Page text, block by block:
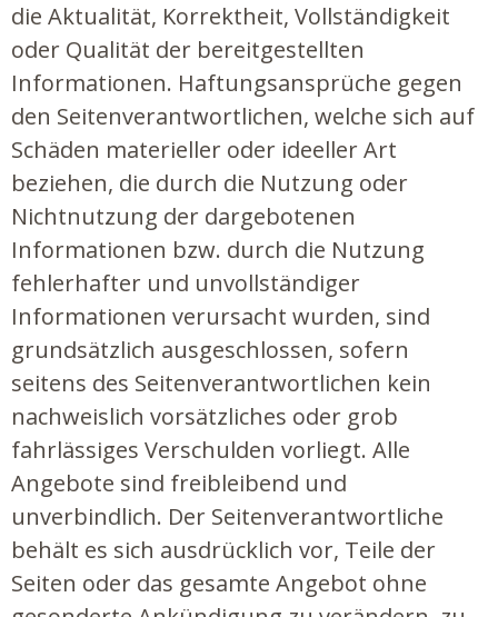
die Aktualität, Korrektheit, Vollständigkeit
oder Qualität der bereitgestellten
Informationen. Haftungsansprüche gegen
den Seitenverantwortlichen, welche sich auf
Schäden materieller oder ideeller Art
beziehen, die durch die Nutzung oder
Nichtnutzung der dargebotenen
Informationen bzw. durch die Nutzung
fehlerhafter und unvollständiger
Informationen verursacht wurden, sind
grundsätzlich ausgeschlossen, sofern
seitens des Seitenverantwortlichen kein
nachweislich vorsätzliches oder grob
fahrlässiges Verschulden vorliegt. Alle
Angebote sind freibleibend und
unverbindlich. Der Seitenverantwortliche
behält es sich ausdrücklich vor, Teile der
Seiten oder das gesamte Angebot ohne